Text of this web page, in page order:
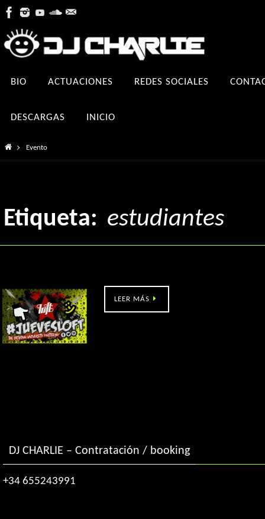
contenido
BIO ACTUACIONES REDES SOCIALES
DESCARGAS INICIO
InicioEvento
Etiqueta: estudiantes
LEER MÁS
DJ CHARLIE – Contratación / booking
+34 655243991